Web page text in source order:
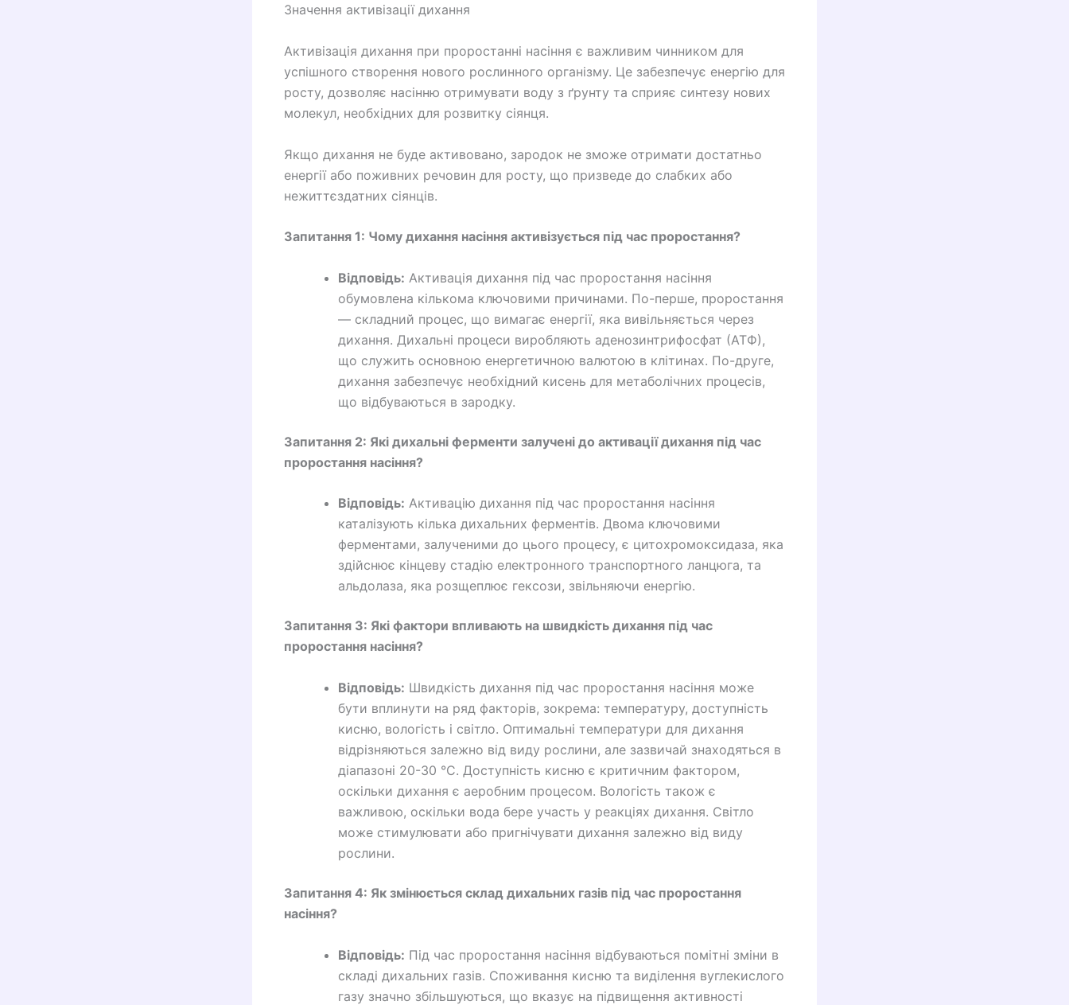
Значення активізації дихання
Активізація дихання при проростанні насіння є важливим чинником для
успішного створення нового рослинного організму. Це забезпечує енергію для
росту, дозволяє насінню отримувати воду з ґрунту та сприяє синтезу нових
молекул, необхідних для розвитку сіянця.
Якщо дихання не буде активовано, зародок не зможе отримати достатньо
енергії або поживних речовин для росту, що призведе до слабких або
нежиттєздатних сіянців.
Запитання 1: Чому дихання насіння активізується під час проростання?
Відповідь: Активація дихання під час проростання насіння
обумовлена ​​кількома ключовими причинами. По-перше, проростання
— складний процес, що вимагає енергії, яка вивільняється через
дихання. Дихальні процеси виробляють аденозинтрифосфат (АТФ),
що служить основною енергетичною валютою в клітинах. По-друге,
дихання забезпечує необхідний кисень для метаболічних процесів,
що відбуваються в зародку.
Запитання 2: Які дихальні ферменти залучені до активації дихання під час
проростання насіння?
Відповідь: Активацію дихання під час проростання насіння
каталізують кілька дихальних ферментів. Двома ключовими
ферментами, залученими до цього процесу, є цитохромоксидаза, яка
здійснює кінцеву стадію електронного транспортного ланцюга, та
альдолаза, яка розщеплює гексози, звільняючи енергію.
Запитання 3: Які фактори впливають на швидкість дихання під час
проростання насіння?
Відповідь: Швидкість дихання під час проростання насіння може
бути вплинути на ряд факторів, зокрема: температуру, доступність
кисню, вологість і світло. Оптимальні температури для дихання
відрізняються залежно від виду рослини, але зазвичай знаходяться в
діапазоні 20-30 °C. Доступність кисню є критичним фактором,
оскільки дихання є аеробним процесом. Вологість також є
важливою, оскільки вода бере участь у реакціях дихання. Світло
може стимулювати або пригнічувати дихання залежно від виду
рослини.
Запитання 4: Як змінюється склад дихальних газів під час проростання
насіння?
Відповідь: Під час проростання насіння відбуваються помітні зміни в
складі дихальних газів. Споживання кисню та виділення вуглекислого
газу значно збільшуються, що вказує на підвищення активності